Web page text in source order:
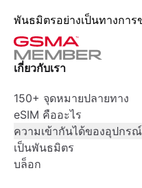
พันธมิตรอย่างเป็นทางการ
เกี่ยวกับเรา
150+ จุดหมายปลายทาง
eSIM คืออะไร
ความเข้ากันได้ของอุปกรณ์
เป็นพันธมิตร
บล็อก